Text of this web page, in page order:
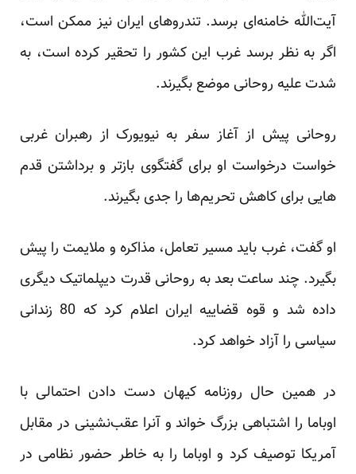
آیت‌الله خامنه‌ای برسد. تندروهای ایران نیز ممکن است،
اگر به نظر برسد غرب این کشور را تحقیر کرده است، به
شدت علیه روحانی موضع بگیرند.
روحانی پیش از آغاز سفر به نیویورک از رهبران غربی
خواست درخواست او برای گفتگوی بازتر و برداشتن قدم
هایی برای کاهش تحریم‌ها را جدی بگیرند.
او گفت، غرب باید مسیر تعامل، مذاکره و ملایمت را پیش
بگیرد. چند ساعت بعد به روحانی قدرت دیپلماتیک دیگری
داده شد و قوه قضاییه ایران اعلام کرد که 80 زندانی
سیاسی را آزاد خواهد کرد.
در همین حال روزنامه کیهان دست دادن احتمالی با
اوباما را اشتباهی بزرگ خواند و آنرا عقب‌نشینی در مقابل
آمریکا توصیف کرد و اوباما را به خاطر حضور نظامی در